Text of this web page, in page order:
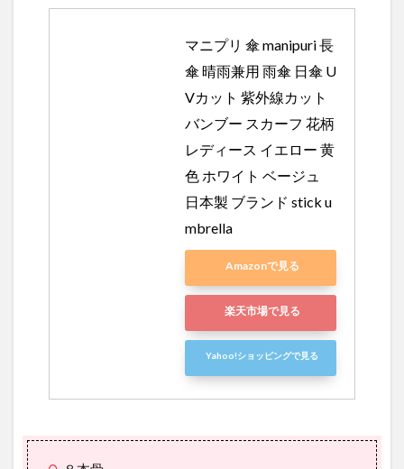
マニプリ 傘 manipuri 長
傘 晴雨兼用 雨傘 日傘 U
Vカット 紫外線カット
バンブー スカーフ 花柄
レディース イエロー 黄
色 ホワイト ベージュ
日本製 ブランド stick u
mbrella
Amazonで見る
楽天市場で見る
Yahoo!ショッピングで見る